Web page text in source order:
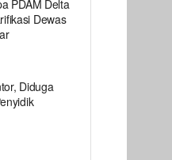
PDAM Delta
Dewas
Diduga